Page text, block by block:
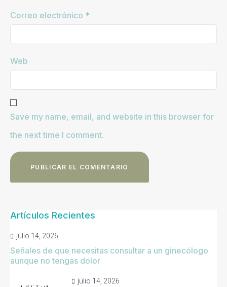
Correo electrónico *
Web
Save my name, email, and website in this browser for
the next time I comment.
Artículos Recientes
julio 14, 2026
Señales de que necesitas consultar a un ginecólogo
aunque no tengas dolor
julio 14, 2026